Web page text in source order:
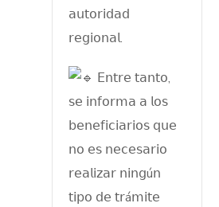
𝖺𝗎𝗍𝗈𝗋𝗂𝖽𝖺𝖽
𝗋𝖾𝗀𝗂𝗈𝗇𝖺𝗅.
𝖤𝗇𝗍𝗋𝖾 𝗍𝖺𝗇𝗍𝗈,
𝗌𝖾 𝗂𝗇𝖿𝗈𝗋𝗆𝖺 𝖺 𝗅𝗈𝗌
𝖻𝖾𝗇𝖾𝖿𝗂𝖼𝗂𝖺𝗋𝗂𝗈𝗌 𝗊𝗎𝖾
𝗇𝗈 𝖾𝗌 𝗇𝖾𝖼𝖾𝗌𝖺𝗋𝗂𝗈
𝗋𝖾𝖺𝗅𝗂𝗓𝖺𝗋 𝗇𝗂𝗇𝗀ú𝗇
𝗍𝗂𝗉𝗈 𝖽𝖾 𝗍𝗋á𝗆𝗂𝗍𝖾